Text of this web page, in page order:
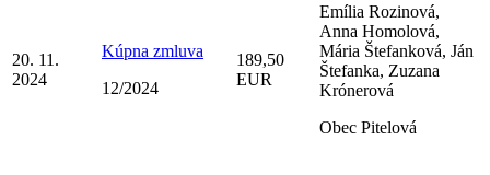
20. 11.
2024
Kúpna zmluva
12/2024
189,50
EUR
Emília Rozinová,
Anna Homolová,
Mária Štefanková, Ján
Štefanka, Zuzana
Krónerová
Obec Pitelová